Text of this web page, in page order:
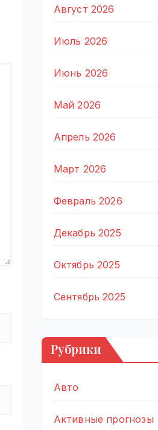
Август 2026
Июль 2026
Июнь 2026
Май 2026
Апрель 2026
Март 2026
Февраль 2026
Декабрь 2025
Октябрь 2025
Сентябрь 2025
Рубрики
Авто
Активные прогнозы